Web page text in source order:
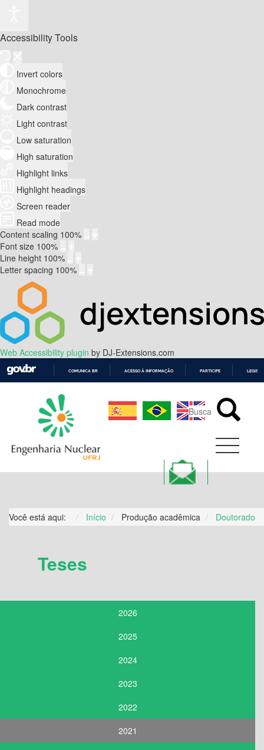
Accessibility Tools
Invert colors
Monochrome
Dark contrast
Light contrast
Low saturation
High saturation
Highlight links
Highlight headings
Screen reader
Read mode
Content scaling 100%
Font size 100%
Line height 100%
Letter spacing 100%
Web Accessibility plugin by DJ-Extensions.com
CONTEÚDO
COMUNICA BR ACESSO À INFORMAÇÃO PARTICIPE
Você está aqui: Início Produção acadêmica Doutorado
Teses
2026
2025
2024
2023
2022
2021